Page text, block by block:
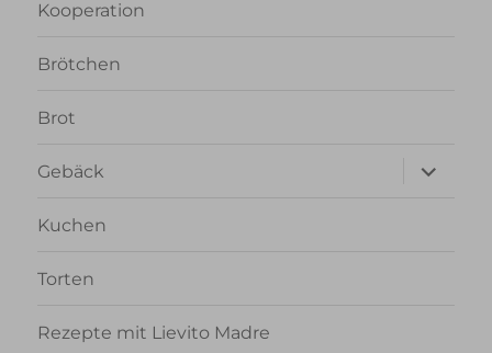
Kooperation
Brötchen
Brot
Gebäck
anzeigen
Kuchen
Torten
Rezepte mit Lievito Madre